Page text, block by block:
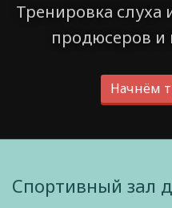
Тренировка слуха
продюсеров и
Начнём
Спортивный зал